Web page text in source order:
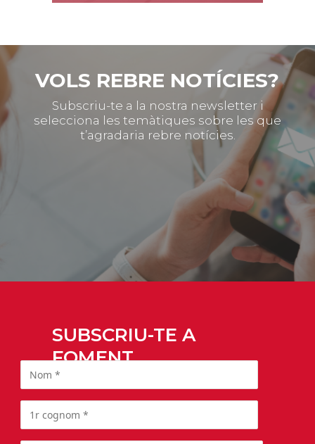
VOLS REBRE NOTÍCIES?
Subscriu-te a la nostra newsletter i
selecciona les temàtiques sobre les que
t’agradaria rebre notícies.
SUBSCRIU-TE A
FOMENT